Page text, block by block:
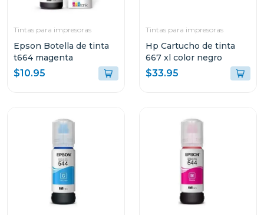
Tintas para impresoras
Epson Botella de tinta
t664 magenta
$10.95
Tintas para impresoras
Hp Cartucho de tinta
667 xl color negro
$33.95